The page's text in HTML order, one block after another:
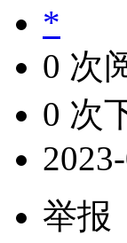
*
0 次
0 次
举报